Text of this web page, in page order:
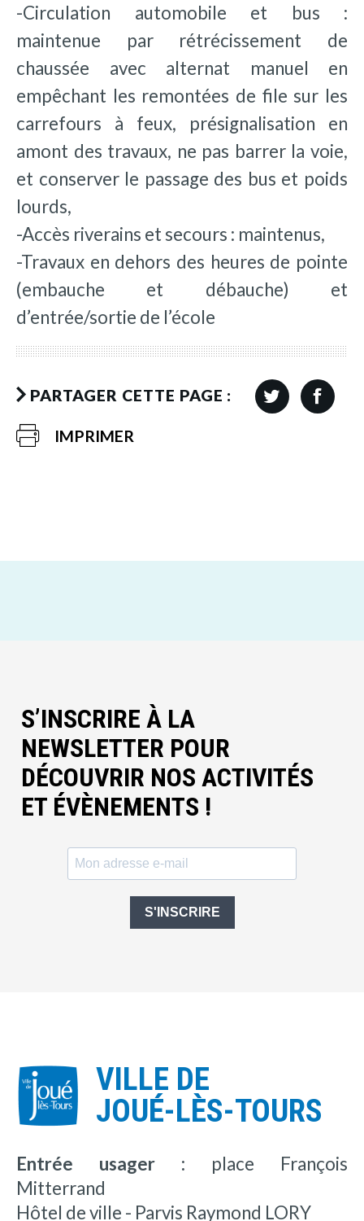
-Circulation automobile et bus :
maintenue par rétrécissement de
chaussée avec alternat manuel en
empêchant les remontées de file sur les
carrefours à feux, présignalisation en
amont des travaux, ne pas barrer la voie,
et conserver le passage des bus et poids
lourds,
-Accès riverains et secours : maintenus,
-Travaux en dehors des heures de pointe
(embauche et débauche) et
d’entrée/sortie de l’école
PARTAGER CETTE PAGE :
IMPRIMER
S’INSCRIRE À LA
NEWSLETTER POUR
DÉCOUVRIR NOS ACTIVITÉS
ET ÉVÈNEMENTS !
S'INSCRIRE
VILLE DE
JOUÉ-LÈS-TOURS
Entrée usager : place François
Mitterrand
Hôtel de ville - Parvis Raymond LORY